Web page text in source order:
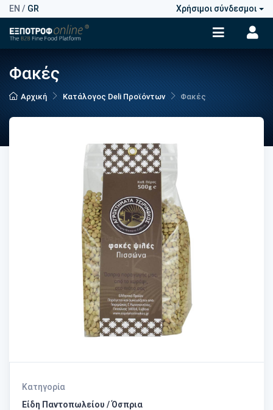
EN / GR Χρήσιμοι σύνδεσμοι
Φακές
Αρχική Κατάλογος Deli Προϊόντων Φακές
Κατηγορία
Είδη Παντοπωλείου / Όσπρια